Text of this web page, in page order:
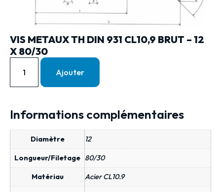
VIS METAUX TH DIN 931 CL10,9 BRUT – 12
X 80/30
Ajouter
Informations complémentaires
Diamètre 12
Longueur/Filetage 80/30
Matériau Acier CL10.9